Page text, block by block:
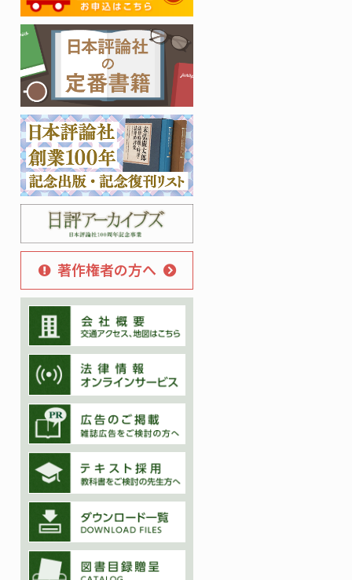
著作権者の方へ